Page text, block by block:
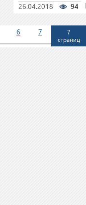
26.04.2018
94
7
страниц
6 7